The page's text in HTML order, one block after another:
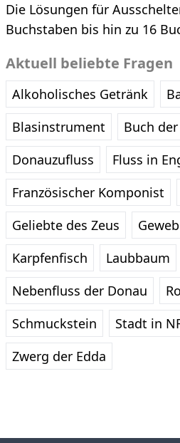
Die Lösungen für
Buchstaben bis hin zu 16
Aktuell beliebte Fragen
Alkoholisches Getränk
Blasinstrument
Buch
Donauzufluss
Fluss in
Französischer Komponist
Geliebte des Zeus
Karpfenfisch
Laubbaum
Nebenfluss der Donau
Schmuckstein
Stadt in
Zwerg der Edda